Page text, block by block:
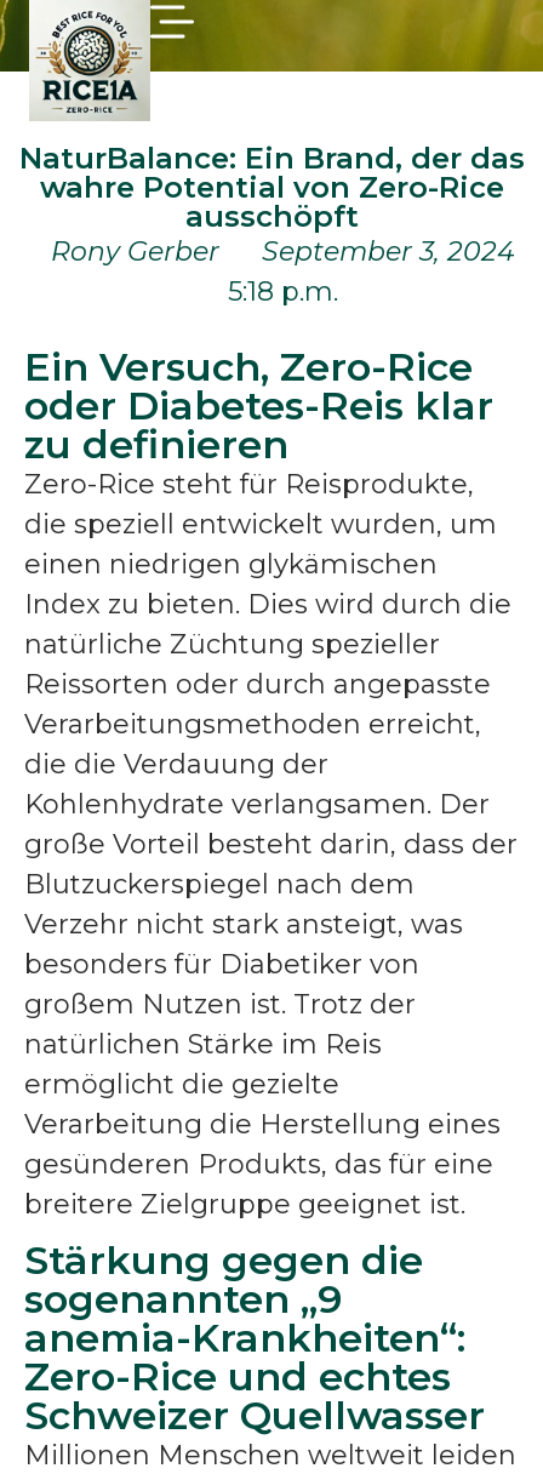
NaturBalance: Ein Brand, der das
wahre Potential von Zero-Rice
ausschöpft
Rony Gerber
September 3, 2024
5:18 p.m.
Ein Versuch, Zero-Rice
oder Diabetes-Reis klar
zu definieren
Zero-Rice steht für Reisprodukte,
die speziell entwickelt wurden, um
einen niedrigen glykämischen
Index zu bieten. Dies wird durch die
natürliche Züchtung spezieller
Reissorten oder durch angepasste
Verarbeitungsmethoden erreicht,
die die Verdauung der
Kohlenhydrate verlangsamen. Der
große Vorteil besteht darin, dass der
Blutzuckerspiegel nach dem
Verzehr nicht stark ansteigt, was
besonders für Diabetiker von
großem Nutzen ist. Trotz der
natürlichen Stärke im Reis
ermöglicht die gezielte
Verarbeitung die Herstellung eines
gesünderen Produkts, das für eine
breitere Zielgruppe geeignet ist.
Stärkung gegen die
sogenannten „9
anemia-Krankheiten“:
Zero-Rice und echtes
Schweizer Quellwasser
Millionen Menschen weltweit leiden